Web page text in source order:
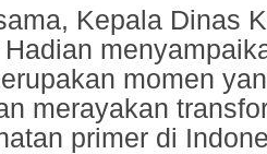
Kepala Dinas
momen
merayakan
primer di